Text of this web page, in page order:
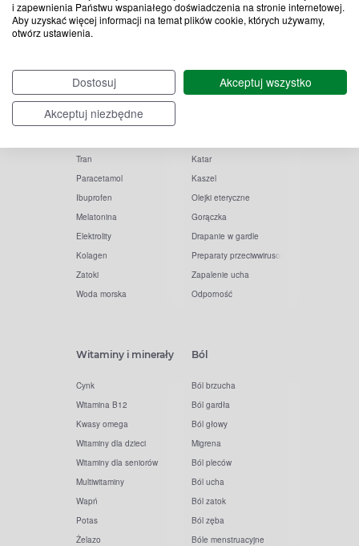
i zapewnienia Państwu wspaniałego doświadczenia na stronie internetowej.
Aby uzyskać więcej informacji na temat plików cookie, których używamy,
otwórz ustawienia.
Dostosuj
Akceptuj wszystko
Akceptuj niezbędne
Popularne zapytania
Witamina D
Witamina C
Tran
Paracetamol
Ibuprofen
Melatonina
Elektrolity
Kolagen
Zatoki
Woda morska
Przeziębienie i grypa
Katar
Kaszel
Olejki eteryczne
Gorączka
Drapanie w gardle
Preparaty przeciwwirusowe
Zapalenie ucha
Odporność
Witaminy i minerały
Cynk
Witamina B12
Kwasy omega
Witaminy dla dzieci
Witaminy dla seniorów
Multiwitaminy
Wapń
Potas
Żelazo
Ból
Ból brzucha
Ból gardła
Ból głowy
Migrena
Ból pleców
Ból ucha
Ból zatok
Ból zęba
Bóle menstruacyjne